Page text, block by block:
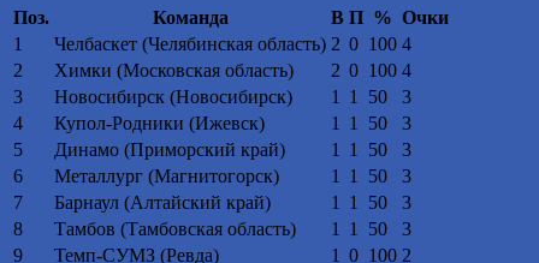
Поз. Команда В П % Очки
1
Челбаскет (Челябинская область) 2 0 100 4
2
Химки (Московская область) 2 0 100 4
3
Новосибирск (Новосибирск) 1 1 50
3
4
Купол-Родники (Ижевск) 1 1 50
3
5
Динамо (Приморский край) 1 1 50
3
6
Металлург (Магнитогорск) 1 1 50
3
7
Барнаул (Алтайский край) 1 1 50
3
8
Тамбов (Тамбовская область) 1 1 50
3
9
Темп-СУМЗ (Ревда) 1 0 100 2